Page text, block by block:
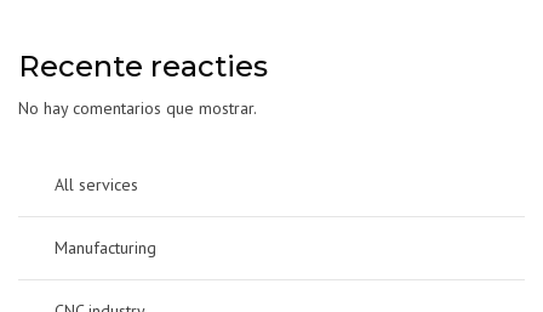
Recente reacties
No hay comentarios que mostrar.
All services
Manufacturing